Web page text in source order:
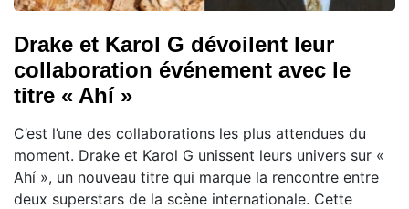
Drake et Karol G dévoilent leur
collaboration événement avec le
titre « Ahí »
C’est l’une des collaborations les plus attendues du
moment. Drake et Karol G unissent leurs univers sur «
Ahí », un nouveau titre qui marque la rencontre entre
deux superstars de la scène internationale. Cette